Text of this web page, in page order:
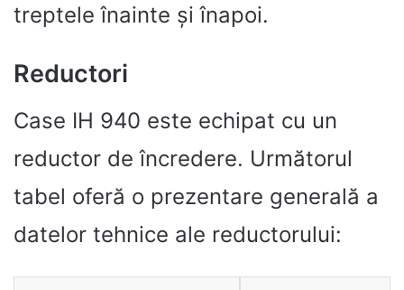
treptele înainte și înapoi.
Reductori
Case IH 940 este echipat cu un
reductor de încredere. Următorul
tabel oferă o prezentare generală a
datelor tehnice ale reductorului: